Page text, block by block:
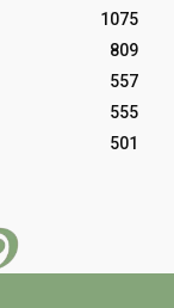
1075
809
557
555
501